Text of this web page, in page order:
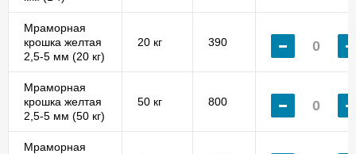
Мраморная
крошка желтая
2,5-5 мм (20 кг)
20 кг 390
Мраморная
крошка желтая
2,5-5 мм (50 кг)
50 кг 800
Мраморная